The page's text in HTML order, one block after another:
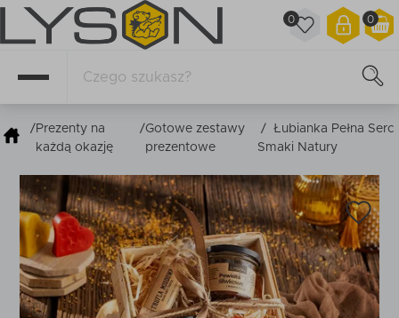
0
0
/ Prezenty na
każdą okazję
/Gotowe zestawy
prezentowe
/ Łubianka Pełna Serc
Smaki Natury